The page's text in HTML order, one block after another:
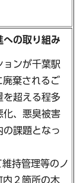
への取り組み
ョンが千葉駅
棄されるご
を超える程多
化、悪臭被害
の課題となっ
持管理等のノ
内２箇所の木